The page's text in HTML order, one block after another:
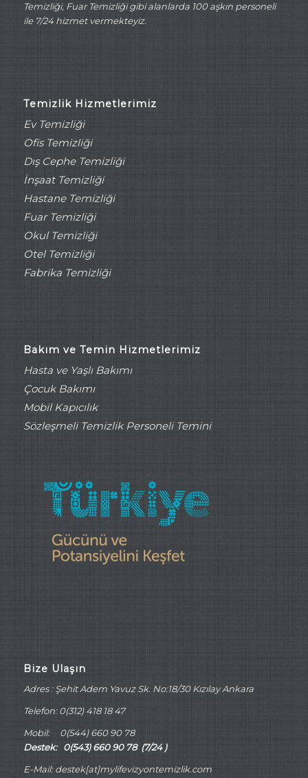
Temizliği, Fuar Temizliği gibi alanlarda 100 aşkın personeli
ile 7/24 hizmet vermekteyiz.
Temizlik Hizmetlerimiz
Ev Temizliği
Ofis Temizliği
Dış Cephe Temizliği
İnşaat Temizliği
Hastane Temizliği
Fuar Temizliği
Okul Temizliği
Otel Temizliği
Fabrika Temizliği
Bakım ve Temin Hizmetlerimiz
Hasta ve Yaşlı Bakımı
Çocuk Bakımı
Mobil Kapıcılık
Sözleşmeli Temizlik Personeli Temini
Bize Ulaşın
Adres : Şehit Adem Yavuz Sk. No:18/30 Kızılay Ankara
Telefon: 0(312) 418 18 47
Mobil: 0(544) 660 90 78
Destek: 0(543) 660 90 78 (7/24 )
E-Mail: destek[at]mylifevizyontemizlik.com